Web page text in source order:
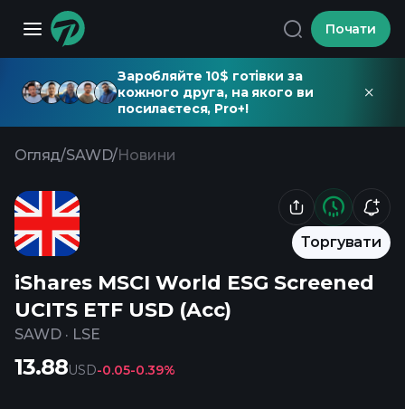
Почати
Заробляйте 10$ готівки за
кожного друга, на якого ви
посилаєтеся, Pro+!
Огляд/SAWD/Новини
Торгувати
iShares MSCI World ESG Screened
UCITS ETF USD (Acc)
SAWD · LSE
13.88USD-0.05-0.39%